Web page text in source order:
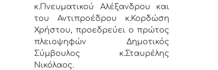
κ.Πνευματικού Αλέξανδρου και
του Αντιπροέδρου κ.Κορδώση
Χρήστου, προεδρεύει ο πρώτος
πλειοψηφών Δημοτικός
Σύμβουλος κ.Σταυρέλης
Νικόλαος.